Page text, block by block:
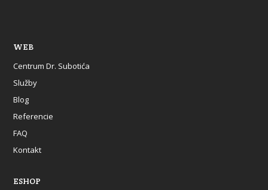
WEB
Centrum Dr. Subotića
Služby
Blog
Referencie
FAQ
Kontakt
ESHOP